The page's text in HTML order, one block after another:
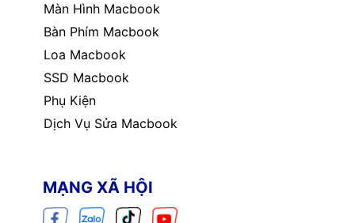
Màn Hình Macbook
Bàn Phím Macbook
Loa Macbook
SSD Macbook
Phụ Kiện
Dịch Vụ Sửa Macbook
MẠNG XÃ HỘI